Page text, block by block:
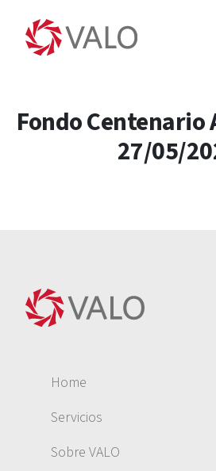
Fondo Centenario
27/05/
Home
Servicios
Sobre VALO